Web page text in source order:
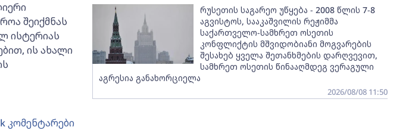
შეიქმნას
ისტერიას
ის ახალი
რუსეთის საგარეო უწყება - 2008 წლის 7-8
აგვისტოს, სააკაშვილის რეჟიმმა
საქართველო-სამხრეთ ოსეთის
კონფლიქტის მშვიდობიანი მოგვარების
შესახებ ყველა შეთანხმების დარღვევით,
სამხრეთ ოსეთის წინააღმდეგ ვერაგული
აგრესია განახორციელა
2026/08/08 11:50
კომენტარები